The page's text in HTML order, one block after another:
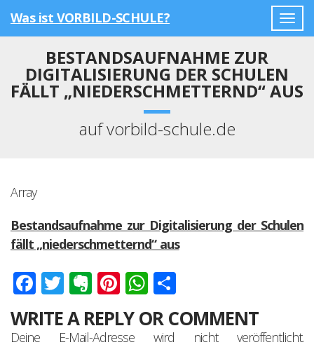
Was ist VORBILD-SCHULE?
BESTANDSAUFNAHME ZUR
DIGITALISIERUNG DER SCHULEN
FÄLLT „NIEDERSCHMETTERND“ AUS
auf vorbild-schule.de
Array
Bestandsaufnahme zur Digitalisierung der Schulen
fällt „niederschmetternd“ aus
Facebook
Twitter
Evernote
Pinterest
WhatsApp
WRITE A REPLY OR COMMENT
Deine E-Mail-Adresse wird nicht veröffentlicht.